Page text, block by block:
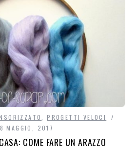
,PROGETTI VELOCI
8 MAGGIO, 2017
COME FARE UN ARAZZO